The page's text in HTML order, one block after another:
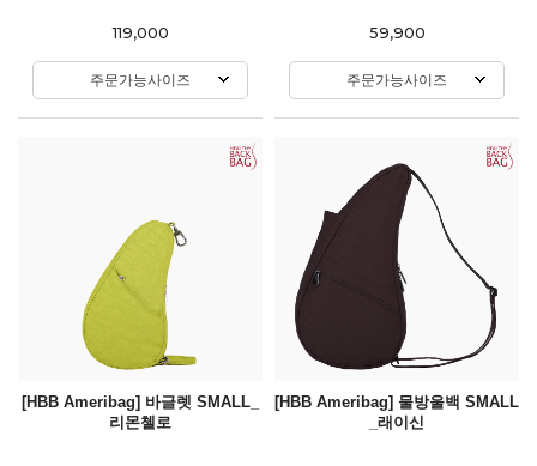
119,000
주문가능사이즈
59,900
주문가능사이즈
[HBB Ameribag] 바글렛 SMALL_
리몬첼로
[HBB Ameribag] 물방울백 SMALL
_래이신